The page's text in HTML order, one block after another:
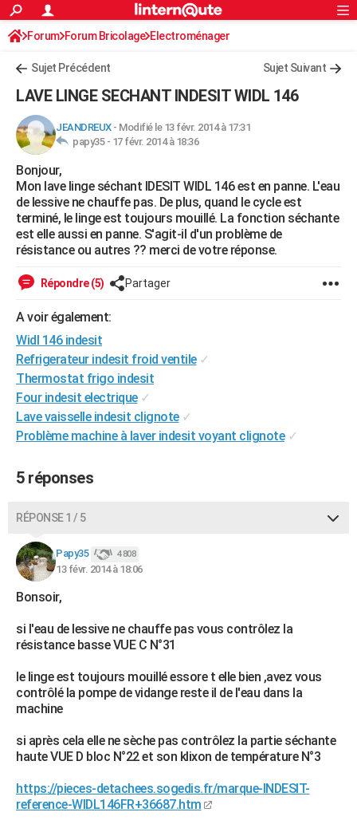
ACTUALITÉS
Politique
Société
Faits Divers
Education
Monde
Villes
+
FINANCE
Retraite
Impôts
Epargne
Immobilier
Risques naturels par ville
Banque
Assurance
Crédit
AUTO
Essais
Réserver un essai
Citadines
Berlines
SUV
Forum auto
+HIGH-TECH
Mobiles
Meilleur smartphone
Internet
Ordinateurs
Jeux vidéo
Guide high-tech
+BRICOLAGE
Forum
Aménagement intérieur
Extérieur
Cuisine
Salle de bains
Jardinage
Rangement
WEEK-END
Guides de France
Escapades
Patrimoine
Expositions
Musées
Week-end nature
LIFESTYLE
SANTE
Alimentation
Guide de la santé
Maladies
Médicaments
Sommeil
VOYAGE
Destinations
City break
Voyage nature
Voyage de noces
Forum
Climat
+PHOTO
GUIDES D'ACHAT
BONS PLANS
CARTE DE VOEUX
COPAINS D'AVANT
S'inscrire
Se connecter
Lycées
Collèges
Primaires
Universités
Entreprises
Service militaire
Avis de recherche
AVIS DE DÉCÈS
FORUM
S'inscrire
Connexion
Forum Forum Bricolage Electroménager
Sujet Précédent Sujet Suivant
LAVE LINGE SECHANT INDESIT WIDL 146
JEANDREUX- Modifié le 13 févr. 2014 à 17:31
papy35 - 17 févr. 2014 à 18:36
Bonjour,
Mon lave linge séchant IDESIT WIDL 146 est en panne. L'eau
de lessive ne chauffe pas. De plus, quand le cycle est
terminé, le linge est toujours mouillé. La fonction séchante
est elle aussi en panne. S'agit-il d'un problème de
résistance ou autres ?? merci de votre réponse.
Répondre (5) Partager
A voir également:
Widl 146 indesit
Refrigerateur indesit froid ventile ✓
Thermostat frigo indesit
Four indesit electrique ✓
Lave vaisselle indesit clignote ✓
Problème machine à laver indesit voyant clignote ✓
5 réponses
RÉPONSE 1 / 5
Papy35 4 808
13 févr. 2014 à 18:06
Bonsoir,
si l'eau de lessive ne chauffe pas vous contrôlez la
résistance basse VUE C N°31
le linge est toujours mouillé essore t elle bien ,avez vous
contrôlé la pompe de vidange reste il de l'eau dans la
machine
si après cela elle ne sèche pas contrôlez la partie séchante
haute VUE D bloc N°22 et son klixon de température N°3
https://pieces-detachees.sogedis.fr/marque-INDESIT-
reference-WIDL146FR+36687.htm